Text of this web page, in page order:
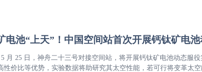
电池“上天”！中国空间站首次开展钙钛矿电
5 月 25 日，神舟二十三号对接空间站，将开展钙钛矿电池动态服
性价比等优势，实验数据将助研究其太空性能，若可行将变革太空